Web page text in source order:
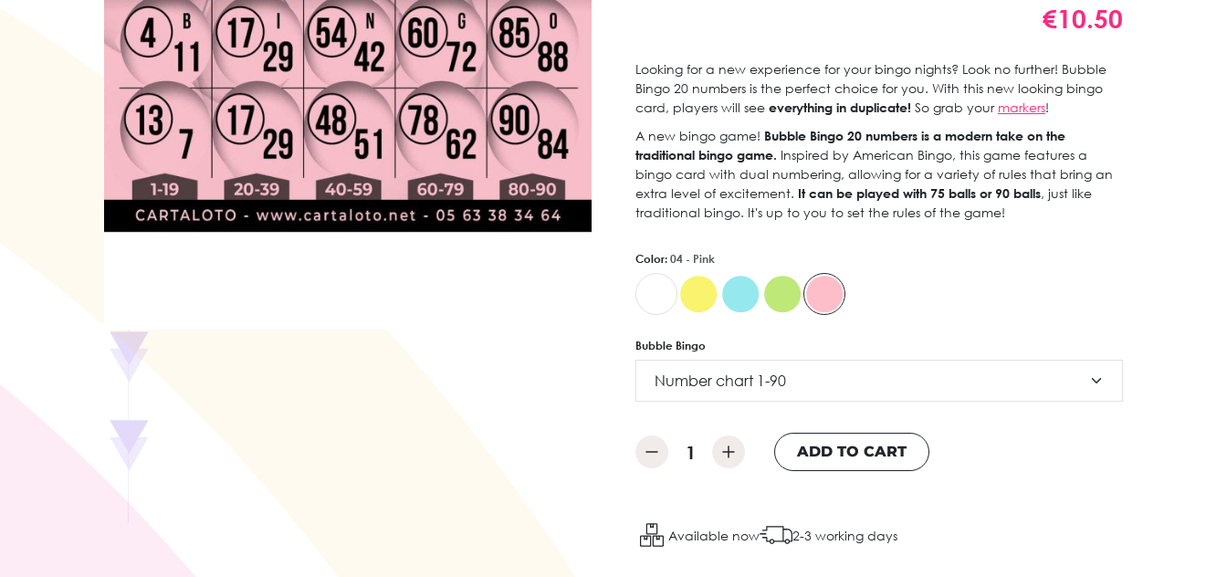
€10.50
Looking for a new experience for your bingo nights? Look no further! Bubble
Bingo 20 numbers is the perfect choice for you. With this new looking bingo
card, players will see everything in duplicate! So grab your markers!
A new bingo game! Bubble Bingo 20 numbers is a modern take on the
traditional bingo game. Inspired by American Bingo, this game features a
bingo card with dual numbering, allowing for a variety of rules that bring an
extra level of excitement. It can be played with 75 balls or 90 balls, just like
traditional bingo. It's up to you to set the rules of the game!
Color: 04 - Pink
Bubble Bingo
ADD TO CART
Available now 2-3 working days